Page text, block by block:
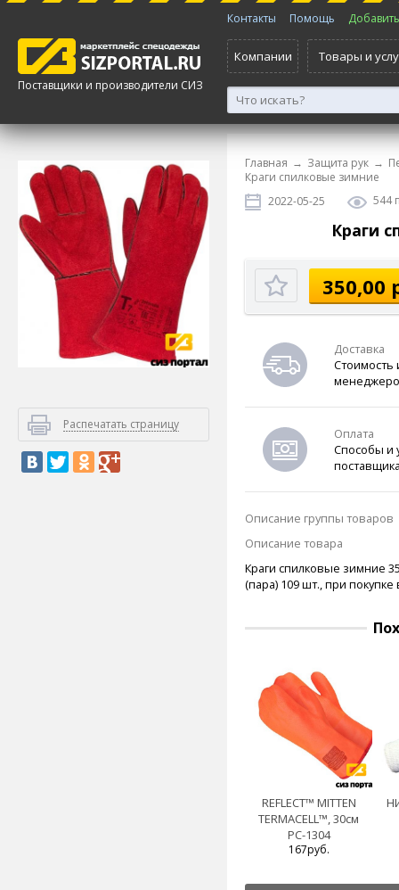
Поставщики и производители СИЗ
Контакты Помощь
Компании Товары и
Распечатать страницу
Главная → Защита рук →
Краги спилковые зимние
2022-05-25
544
Краги
350,00
Доставка
Стоимость
Оплата
Способы и
Описание группы товаров
Описание товара
Краги спилковые зимние
(пара) 109 шт., при
REFLECT™ MITTEN
TERMACELL™, 30см
PC-1304
167руб.